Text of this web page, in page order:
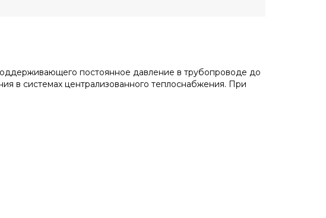
постоянное давление в трубопроводе до
в системах централизованного теплоснабжения. При